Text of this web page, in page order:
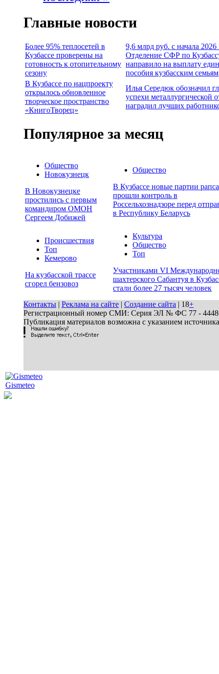
Главные новости
Более 95% теплосетей в
Кузбассе проверены на
готовность к отопительному
сезону
9,6 млрд руб. с начала 2026
Отделение СФР по
направило на выплату
пособия кузбасским семьям
В Кузбассе по нацпроекту
открылось обновленное
творческое пространство
«КнигоТворец»
Илья Середюк обозначил
успехи металлургической
наградил лучших
Популярное за месяц
Общество
Новокузнецк
В Новокузнецке
простились с первым
командиром ОМОН
Сергеем Добижей
Общество
В Кузбассе новые партии рапса
прошли контроль в
Россельхознадзоре перед
в Республику Беларусь
Происшествия
Топ
Кемерово
На кузбасской трассе
сгорел бензовоз
Культура
Общество
Топ
Участниками VI
шахтерского Сабантуя в
стали более 27 тысяч человек
Контакты | Реклама на сайте | Создание сайта | 18+
Регистрационный номер СМИ: Серия ЭЛ № ФС 77 - 44486
Публикация материалов возможна с указанием
Gismeteo